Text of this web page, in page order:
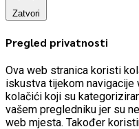
Zatvori
Pregled privatnosti
Ova web stranica koristi
iskustva tijekom navigacije
kolačići koji su
vašem pregledniku jer su
web mjesta. Također